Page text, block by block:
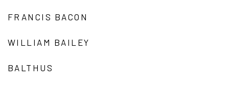
FRANCIS BACON
WILLIAM BAILEY
BALTHUS